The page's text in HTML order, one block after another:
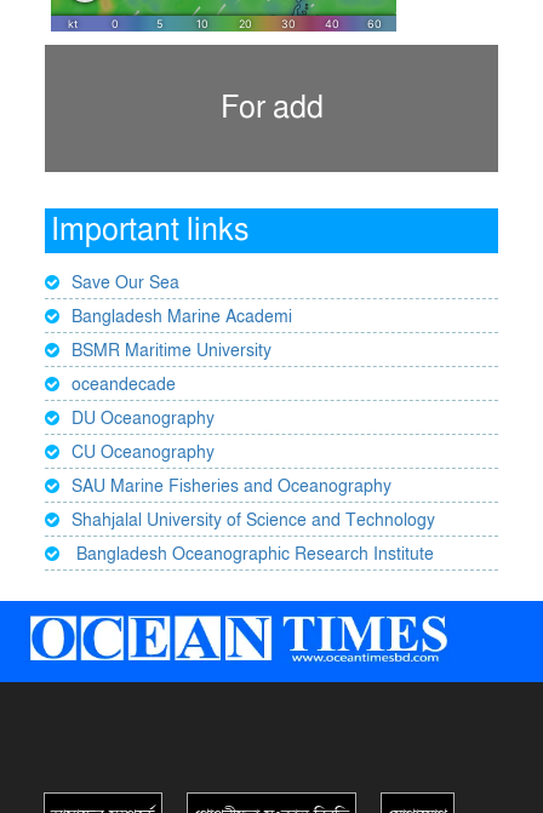
For add
Important links
Save Our Sea
Bangladesh Marine Academi
BSMR Maritime University
oceandecade
DU Oceanography
CU Oceanography
SAU Marine Fisheries and Oceanography
Shahjalal University of Science and Technology
Bangladesh Oceanographic Research Institute